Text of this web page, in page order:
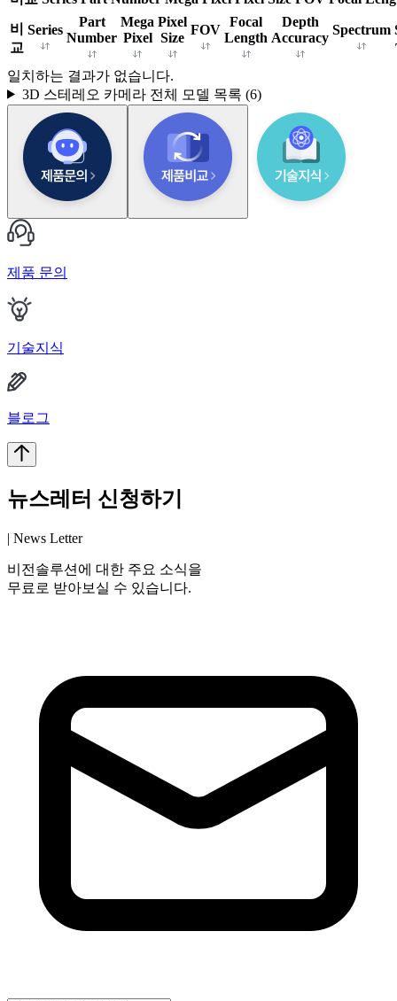
비
교
Series
Part
Number
Mega
Pixel
Pixel
Size
FOV
Focal
Length
Depth
Accuracy
Spectrum
일치하는 결과가 없습니다.
3D 스테레오 카메라전체 모델 목록 (6)
제품 문의
기술지식
블로그
뉴스레터 신청하기
| News Letter
비전솔루션에 대한 주요 소식을
무료로 받아보실 수 있습니다.